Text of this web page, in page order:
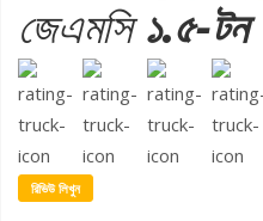
ডিলার খুঁজুন
অন্যান্য
জেএমসি১.৫-টন
রিভিউ লিখুন